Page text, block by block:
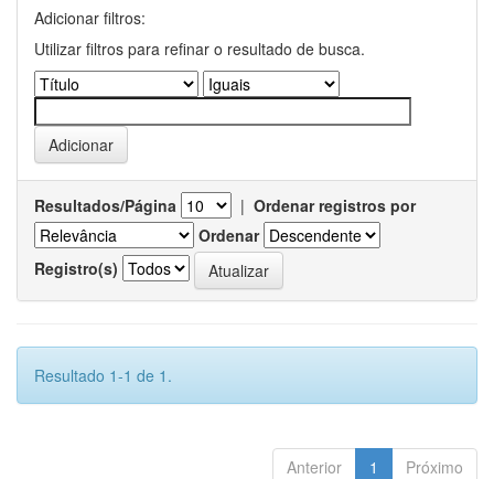
Adicionar filtros:
Utilizar filtros para refinar o resultado de busca.
Resultados/Página | Ordenar registros por
Ordenar
Registro(s)
Resultado 1-1 de 1.
Anterior 1 Próximo